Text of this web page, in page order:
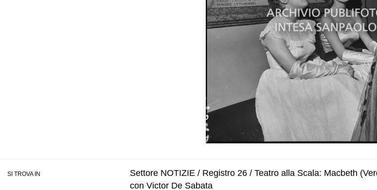
SI TROVA IN
Settore NOTIZIE / Registro 26 / Teatro alla Scala: Macbeth
con Victor De Sabata